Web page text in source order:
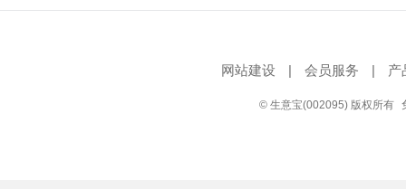
网站建设 | 会员服务 | 产
© 生意宝(002095) 版权所有